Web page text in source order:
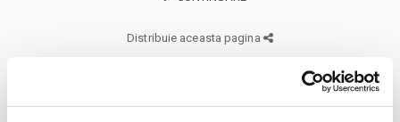
Va aducem la cunostinta ca pe langa preturile biletelor sau
suportate de dvs., respectiv: taxe de intermediere, procesare, emitere
bilet, comisioane, cost de livrare (in cazul in care veti solicita livrarea
Distribuie aceasta pagina